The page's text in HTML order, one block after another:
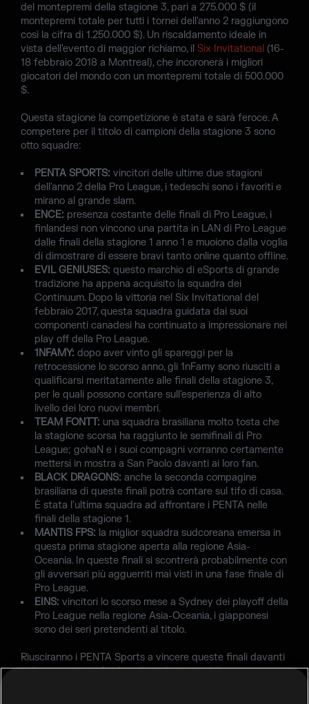
del montepremi della stagione 3, pari a 275.000 $ (il
montepremi totale per tutti i tornei dell'anno 2 raggiungono
così la cifra di 1.250.000 $). Un riscaldamento ideale in
vista dell'evento di maggior richiamo, il Six Invitational (16-
18 febbraio 2018 a Montreal), che incoronerà i migliori
giocatori del mondo con un montepremi totale di 500.000
$.
Questa stagione la competizione è stata e sarà feroce. A
competere per il titolo di campioni della stagione 3 sono
otto squadre:
PENTA SPORTS: vincitori delle ultime due stagioni
dell'anno 2 della Pro League, i tedeschi sono i favoriti e
mirano al grande slam.
ENCE: presenza costante delle finali di Pro League, i
finlandesi non vincono una partita in LAN di Pro League
dalle finali della stagione 1 anno 1 e muoiono dalla voglia
di dimostrare di essere bravi tanto online quanto offline.
EVIL GENIUSES: questo marchio di eSports di grande
tradizione ha appena acquisito la squadra dei
Continuum. Dopo la vittoria nel Six Invitational del
febbraio 2017, questa squadra guidata dai suoi
componenti canadesi ha continuato a impressionare nei
play off della Pro League.
1NFAMY: dopo aver vinto gli spareggi per la
retrocessione lo scorso anno, gli 1nFamy sono riusciti a
qualificarsi meritatamente alle finali della stagione 3,
per le quali possono contare sull'esperienza di alto
livello dei loro nuovi membri.
TEAM FONTT: una squadra brasiliana molto tosta che
la stagione scorsa ha raggiunto le semifinali di Pro
League; gohaN e i suoi compagni vorranno certamente
mettersi in mostra a San Paolo davanti ai loro fan.
BLACK DRAGONS: anche la seconda compagine
brasiliana di queste finali potrà contare sul tifo di casa.
È stata l'ultima squadra ad affrontare i PENTA nelle
finali della stagione 1.
MANTIS FPS: la miglior squadra sudcoreana emersa in
questa prima stagione aperta alla regione Asia-
Oceania. In queste finali si scontrerà probabilmente con
gli avversari più agguerriti mai visti in una fase finale di
Pro League.
EINS: vincitori lo scorso mese a Sydney dei playoff della
Pro League nella regione Asia-Oceania, i giapponesi
sono dei seri pretendenti al titolo.
Riusciranno i PENTA Sports a vincere queste finali davanti
agli appassionati fan brasiliani che inevitabilmente